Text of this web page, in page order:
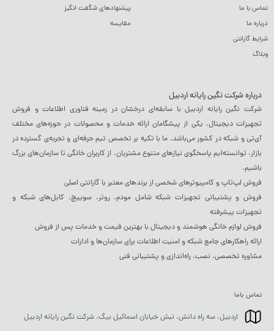
تماس با ما
درباره ما
شرایط گارانتی
وبلاگ
پیشنهادهای شگفت انگیز
مقایسه
درباره شرکت نگین رایانه اردبیل
شرکت نگین رایانه اردبیل با سابقه‌ای درخشان در زمینه فناوری اطلاعات و فروش
تجهیزات دیجیتال، یکی از پیشگامان ارائه خدمات و محصولات در حوزه‌های مختلف
آی‌تی و شبکه در کشور می‌باشد. ما با تکیه بر تخصص تیم حرفه‌ای و تجربه‌ی گسترده در
بازار، توانسته‌ایم پاسخگوی نیازهای متنوع مشتریان، از کاربران خانگی تا سازمان‌های بزرگ
باشیم.
فروش لپ‌تاپ و کامپیوترهای شخصی از برندهای معتبر با گارانتی اصلی
فروش و پشتیبانی تجهیزات شبکه شامل مودم، روتر، سوییچ، کابل‌های شبکه و
تجهیزات پیشرفته
فروش لوازم خانگی هوشمند و دیجیتال با بهترین قیمت و خدمات پس از فروش
ارائه راهکارهای جامع شبکه و امنیت اطلاعات برای سازمان‌ها و ادارات
مشاوره تخصصی، نصب، راه‌اندازی و پشتیبانی فنی
تماس باما
اردبیل، سه راه دانش، نبش خیابان اسمائیل بیگ، شرکت نگین رایانه اردبیل